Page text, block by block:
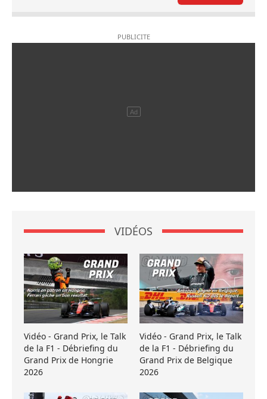
VIDÉOS
Vidéo - Grand Prix, le Talk
de la F1 - Débriefing du
Grand Prix de Hongrie
2026
Vidéo - Grand Prix, le Talk
de la F1 - Débriefing du
Grand Prix de Belgique
2026